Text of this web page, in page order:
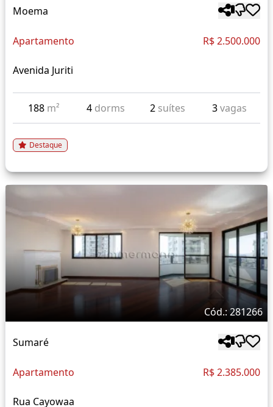
Moema
Apartamento R$ 2.500.000
Avenida Juriti
188 m² 4 dorms 2 suítes 3vagas
Destaque
Cód.: 281266
Sumaré
Apartamento R$ 2.385.000
Rua Cayowaa